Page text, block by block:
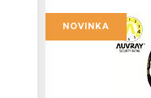
NOVINKA